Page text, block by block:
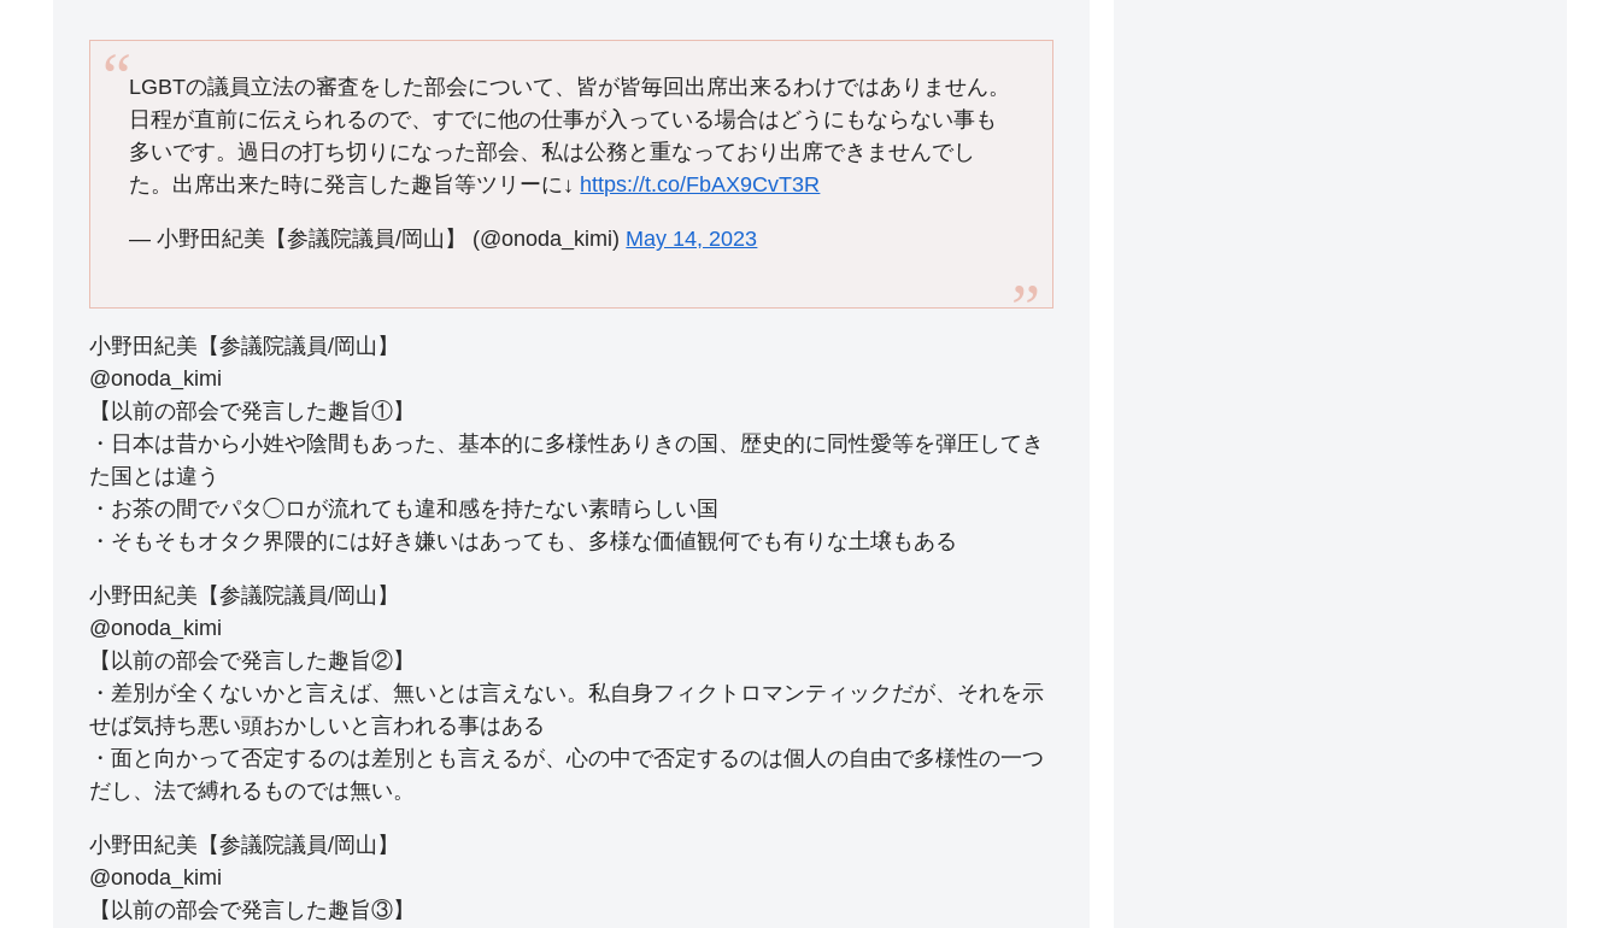
LGBTの議員立法の審査をした部会について、皆が皆毎回出席出来るわけではありません。
日程が直前に伝えられるので、すでに他の仕事が入っている場合はどうにもならない事も
多いです。過日の打ち切りになった部会、私は公務と重なっており出席できませんでし
た。出席出来た時に発言した趣旨等ツリーに↓ https://t.co/FbAX9CvT3R
— 小野田紀美【参議院議員/岡山】 (@onoda_kimi) May 14, 2023
小野田紀美【参議院議員/岡山】
@onoda_kimi
【以前の部会で発言した趣旨①】
・日本は昔から小姓や陰間もあった、基本的に多様性ありきの国、歴史的に同性愛等を弾圧してき
た国とは違う
・お茶の間でパタ◯ロが流れても違和感を持たない素晴らしい国
・そもそもオタク界隈的には好き嫌いはあっても、多様な価値観何でも有りな土壌もある
小野田紀美【参議院議員/岡山】
@onoda_kimi
【以前の部会で発言した趣旨②】
・差別が全くないかと言えば、無いとは言えない。私自身フィクトロマンティックだが、それを示
せば気持ち悪い頭おかしいと言われる事はある
・面と向かって否定するのは差別とも言えるが、心の中で否定するのは個人の自由で多様性の一つ
だし、法で縛れるものでは無い。
小野田紀美【参議院議員/岡山】
@onoda_kimi
【以前の部会で発言した趣旨③】